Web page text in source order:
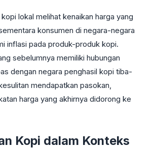
lokal melihat kenaikan harga yang
konsumen di negara-negara
inflasi pada produk-produk kopi.
sebelumnya memiliki hubungan
dengan negara penghasil kopi tiba-
mendapatkan pasokan,
harga yang akhirnya didorong ke
Kopi dalam Konteks